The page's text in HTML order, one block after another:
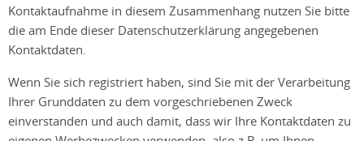
Kontaktaufnahme in diesem Zusammenhang nutzen Sie bitte
die am Ende dieser Datenschutzerklärung angegebenen
Kontaktdaten.
Wenn Sie sich registriert haben, sind Sie mit der Verarbeitung
Ihrer Grunddaten zu dem vorgeschriebenen Zweck
einverstanden und auch damit, dass wir Ihre Kontaktdaten zu